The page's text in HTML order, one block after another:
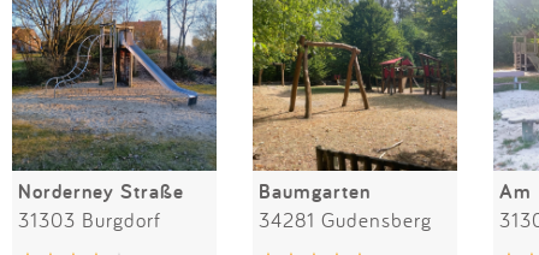
Norderney Straße
31303 Burgdorf
Baumgarten
34281 Gudensberg
Am